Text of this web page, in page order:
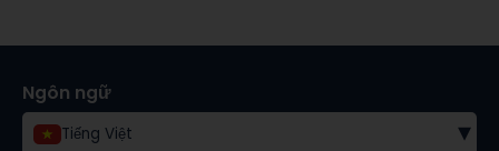
Ngôn ngữ
Tiếng Việt ▾